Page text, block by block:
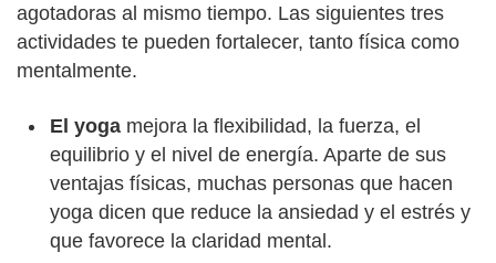
agotadoras al mismo tiempo. Las siguientes tres
actividades te pueden fortalecer, tanto física como
mentalmente.
El yoga mejora la flexibilidad, la fuerza, el
equilibrio y el nivel de energía. Aparte de sus
ventajas físicas, muchas personas que hacen
yoga dicen que reduce la ansiedad y el estrés y
que favorece la claridad mental.